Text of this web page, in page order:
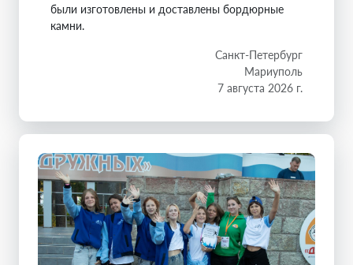
были изготовлены и доставлены бордюрные
камни.
Санкт-Петербург
Мариуполь
7 августа 2026 г.